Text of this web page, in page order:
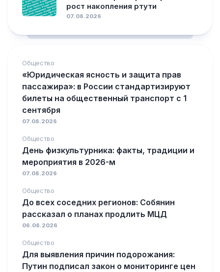
рост накопления ртути
07.08.2026
Общество
«Юридическая ясность и защита прав
пассажира»: в России стандартизируют
билеты на общественный транспорт с 1
сентября
07.08.2026
Общество
День физкультурника: факты, традиции и
мероприятия в 2026-м
07.08.2026
Общество
До всех соседних регионов: Собянин
рассказал о планах продлить МЦД
06.08.2026
Общество
Для выявления причин подорожания:
Путин подписал закон о мониторинге цен